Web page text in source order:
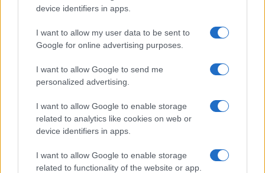
device identifiers in apps.
I want to allow my user data to be sent to
Google for online advertising purposes.
I want to allow Google to send me
personalized advertising.
I want to allow Google to enable storage
related to analytics like cookies on web or
device identifiers in apps.
I want to allow Google to enable storage
related to functionality of the website or app.
Delta Center
Meteo Olbia 9 agosto, temperature in calo
Salmo finisce in ospedale a Catania, ma il tour
va avanti: “Sicilia, ci sono”
Jovanotti, Gabry Ponte e Alfa: Olbia ombelico del
mondo per una notte